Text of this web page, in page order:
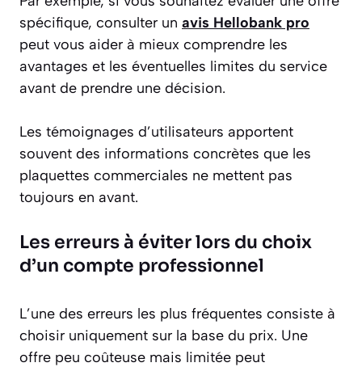
spécifique, consulter un avis Hellobank pro
peut vous aider à mieux comprendre les
avantages et les éventuelles limites du service
avant de prendre une décision.
Les témoignages d’utilisateurs apportent
souvent des informations concrètes que les
plaquettes commerciales ne mettent pas
toujours en avant.
Les erreurs à éviter lors du choix
d’un compte professionnel
L’une des erreurs les plus fréquentes consiste à
choisir uniquement sur la base du prix. Une
offre peu coûteuse mais limitée peut